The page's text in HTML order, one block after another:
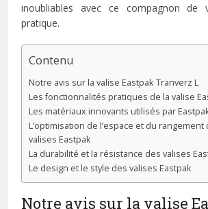
inoubliables avec ce compagnon de
pratique.
Contenu
Notre avis sur la valise Eastpak Tranverz L
Les fonctionnalités pratiques de la valise
Les matériaux innovants utilisés par
L’optimisation de l’espace et du rangement
valises Eastpak
La durabilité et la résistance des valises
Le design et le style des valises Eastpak
Notre avis sur la valise